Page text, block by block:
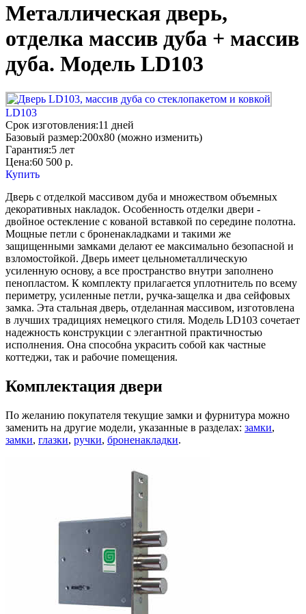
Металлическая дверь,
отделка массив дуба + массив
дуба. Модель LD103
LD103
Срок изготовления:11 дней
Базовый размер:200x80 (можно изменить)
Гарантия:5 лет
Цена:60 500 р.
Купить
Дверь с отделкой массивом дуба и множеством объемных
декоративных накладок. Особенность отделки двери -
двойное остекление с кованой вставкой по середине полотна.
Мощные петли с броненакладками и такими же
защищенными замками делают ее максимально безопасной и
взломостойкой. Дверь имеет цельнометаллическую
усиленную основу, а все пространство внутри заполнено
пенопластом. К комплекту прилагается уплотнитель по всему
периметру, усиленные петли, ручка-защелка и два сейфовых
замка. Эта стальная дверь, отделанная массивом, изготовлена
в лучших традициях немецкого стиля. Модель LD103 сочетает
надежность конструкции с элегантной практичностью
исполнения. Она способна украсить собой как частные
коттеджи, так и рабочие помещения.
Комплектация двери
По желанию покупателя текущие замки и фурнитура можно
заменить на другие модели, указанные в разделах: замки,
замки, глазки, ручки, броненакладки.